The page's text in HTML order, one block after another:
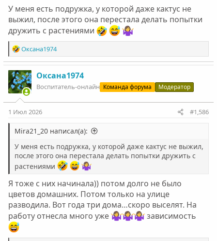
У меня есть подружка, у которой даже кактус не
выжил, после этого она перестала делать попытки
дружить с растениями
Р
е
а
к
ц
и
и
:
Оксана1974
Оксана1974
Воспитатель-онлайн Команда форума Модератор
1 Июл 2026 #1,586
Mira21_20 написал(а):
У меня есть подружка, у которой даже кактус не выжил,
после этого она перестала делать попытки дружить с
растениями
Я тоже с них начинала)) потом долго не было
цветов домашних. Потом только на улице
разводила. Вот года три дома…скоро выселят. На
работу отнесла много уже
зависимость